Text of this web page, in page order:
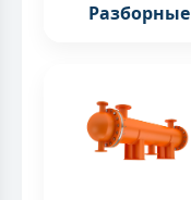
Разборные